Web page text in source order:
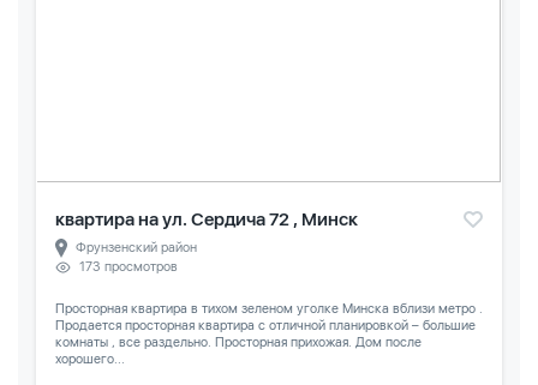
квартира на ул. Сердича 72 , Минск
Фрунзенский район
173 просмотров
Просторная квартира в тихом зеленом уголке Минска вблизи метро .
Продается просторная квартира с отличной планировкой – большие
комнаты , все раздельно. Просторная прихожая. Дом после
хорошего...